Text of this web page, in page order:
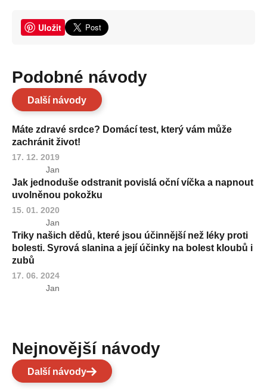
Uložit
Podobné návody
Další návody
Máte zdravé srdce? Domácí test, který vám může
zachránit život!
17. 12. 2019
Jan
Jak jednoduše odstranit povislá oční víčka a napnout
uvolněnou pokožku
15. 01. 2020
Jan
Triky našich dědů, které jsou účinnější než léky proti
bolesti. Syrová slanina a její účinky na bolest kloubů i
zubů
17. 06. 2024
Jan
Nejnovější návody
Další návody